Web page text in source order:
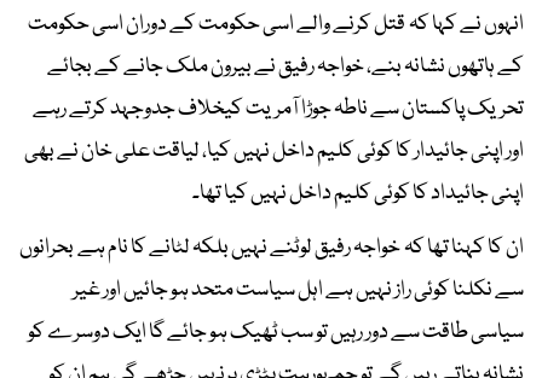
انہوں نے کہا کہ قتل کرنے والے اسی حکومت کے دوران اسی حکومت
کے ہاتھوں نشانہ بنے، خواجہ رفیق نے بیرون ملک جانے کے بجائے
تحریک پاکستان سے ناطہ جوڑا آمریت کیخلاف جدوجہد کرتے رہے
اور اپنی جائیدار کا کوئی کلیم داخل نہیں کیا، لیاقت علی خان نے بھی
اپنی جائیداد کا کوئی کلیم داخل نہیں کیا تھا۔
ان کا کہنا تھا کہ خواجہ رفیق لوٹنے نہیں بلکہ لٹانے کا نام ہے بحرانوں
سے نکلنا کوئی راز نہیں ہے اہل سیاست متحد ہو جائیں اور غیر
سیاسی طاقت سے دور رہیں تو سب ٹھیک ہو جائے گا ایک دوسرے کو